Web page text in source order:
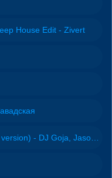
House Edit - Zivert